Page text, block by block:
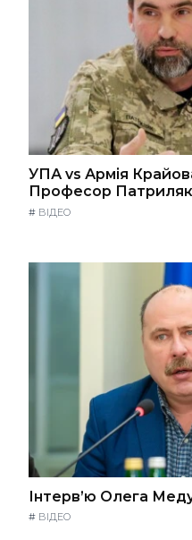
УПА vs Армія
Професор Патриляк
# ВІДЕО
Інтерв’ю Олега
# ВІДЕО